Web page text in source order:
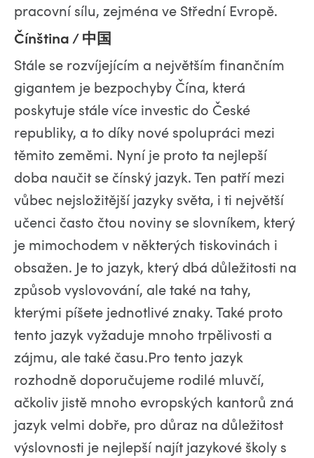
pracovní sílu, zejména ve Střední Evropě.
Čínština / 中国
Stále se rozvíjejícím a největším finančním
gigantem je bezpochyby Čína, která
poskytuje stále více investic do České
republiky, a to díky nové spolupráci mezi
těmito zeměmi. Nyní je proto ta nejlepší
doba naučit se čínský jazyk. Ten patří mezi
vůbec nejsložitější jazyky světa, i ti největší
učenci často čtou noviny se slovníkem, který
je mimochodem v některých tiskovinách i
obsažen. Je to jazyk, který dbá důležitosti na
způsob vyslovování, ale také na tahy,
kterými píšete jednotlivé znaky. Také proto
tento jazyk vyžaduje mnoho trpělivosti a
zájmu, ale také času.Pro tento jazyk
rozhodně doporučujeme rodilé mluvčí,
ačkoliv jistě mnoho evropských kantorů zná
jazyk velmi dobře, pro důraz na důležitost
výslovnosti je nejlepší najít jazykové školy s